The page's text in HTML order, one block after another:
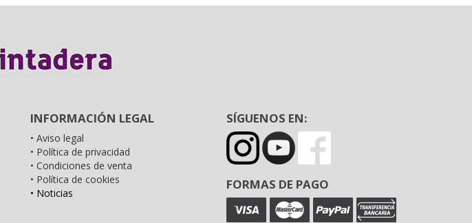
INFORMACIÓN LEGAL
• Aviso legal
• Política de privacidad
• Condiciones de venta
• Política de cookies
• Noticias
SÍGUENOS EN:
FORMAS DE PAGO